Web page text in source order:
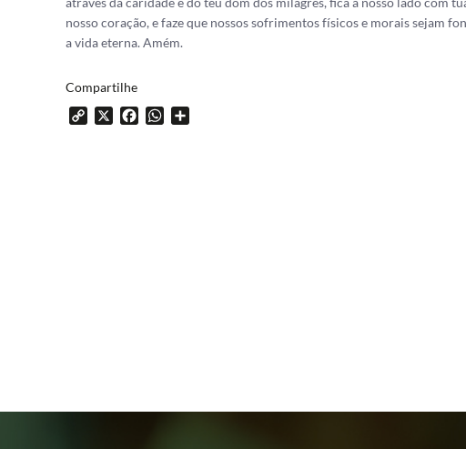
nosso coração, e faze que nossos sofrimentos físicos e morais sejam
a vida eterna. Amém.
Compartilhe
Copy
FacebookWhatsApp